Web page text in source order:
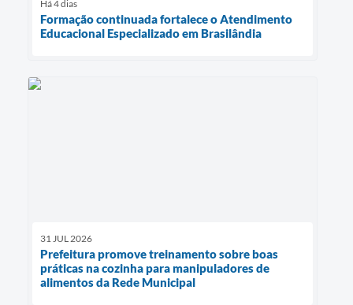
Há 4 dias
Formação continuada fortalece o Atendimento
Educacional Especializado em Brasilândia
31 JUL 2026
Prefeitura promove treinamento sobre boas
práticas na cozinha para manipuladores de
alimentos da Rede Municipal